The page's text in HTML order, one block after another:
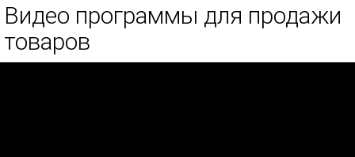
Видео программы для продажи
товаров